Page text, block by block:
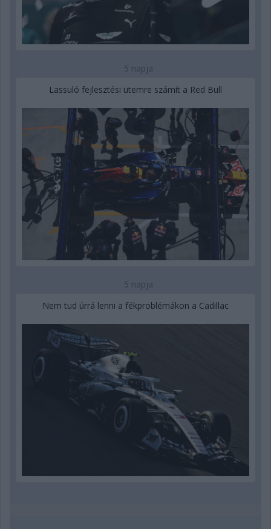
5 napja
Lassuló fejlesztési ütemre számít a Red Bull
5 napja
Nem tud úrrá lenni a fékproblémákon a Cadillac